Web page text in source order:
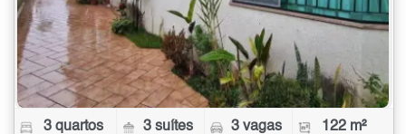
3 quartos 3 suítes 3 vagas 122 m²